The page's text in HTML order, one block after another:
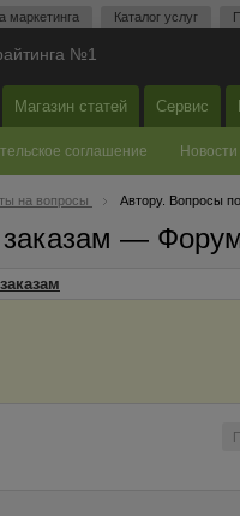
маркетинга Каталог услуг
№1
Магазин статей Сервис
соглашение Новости
на вопросы Автору. Вопросы
—